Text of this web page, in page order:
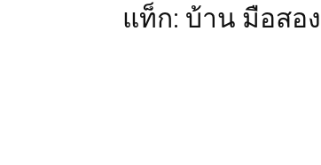
แท็ก: บ้าน มือสอง